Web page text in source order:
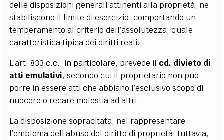
delle disposizioni generali attinenti alla proprietà, ne
stabiliscono il limite di esercizio, comportando un
temperamento al criterio dell’assolutezza, quale
caratteristica tipica dei diritti reali.
L’art. 833 c.c., in particolare, prevede il cd. divieto di
atti emulativi, secondo cui il proprietario non può
porre in essere atti che abbiano l’esclusivo scopo di
nuocere o recare molestia ad altri.
La disposizione sopracitata, nel rappresentare
l’emblema dell’abuso del diritto di proprietà, tuttavia,